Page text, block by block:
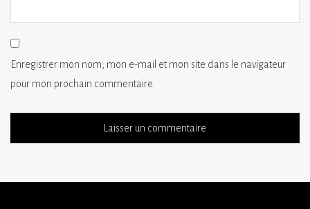
Enregistrer mon nom, mon e-mail et mon site dans le navigateur
pour mon prochain commentaire.